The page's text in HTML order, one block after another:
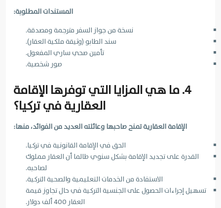
المستندات المطلوبة:
نسخة من جواز السفر مترجمة ومصدقة.
سند الطابو (وثيقة ملكية العقار).
تأمين صحي ساري المفعول.
صور شخصية.
4. ما هي المزايا التي توفرها الإقامة
العقارية في تركيا؟
الإقامة العقارية تمنح صاحبها وعائلته العديد من الفوائد، منها:
الحق في الإقامة القانونية في تركيا.
القدرة على تجديد الإقامة بشكل سنوي طالما أن العقار مملوك
لصاحبه.
الاستفادة من الخدمات التعليمية والصحية التركية.
تسهيل إجراءات الحصول على الجنسية التركية في حال تجاوز قيمة
العقار 400 ألف دولار.